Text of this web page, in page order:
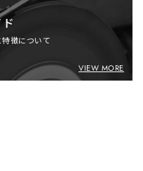
徴について
VIEW MORE